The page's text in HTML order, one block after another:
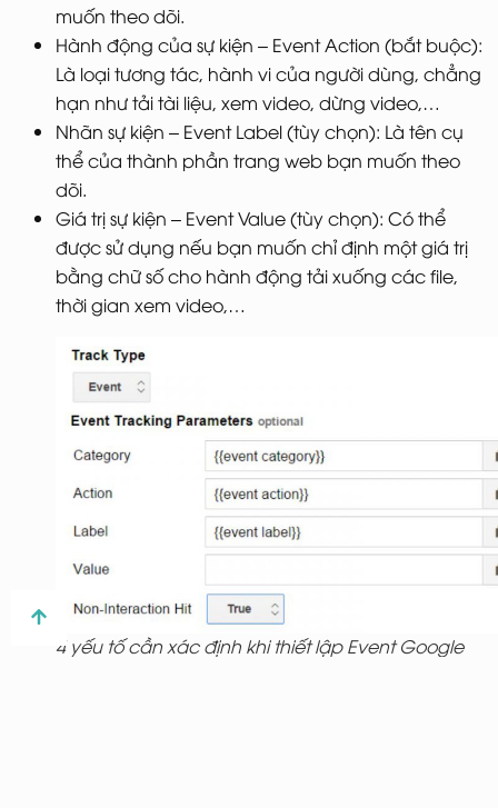
muốn theo dõi.
Hành động của sự kiện – Event Action (bắt buộc):
Là loại tương tác, hành vi của người dùng, chẳng
hạn như tải tài liệu, xem video, dừng video,…
Nhãn sự kiện – Event Label (tùy chọn): Là tên cụ
thể của thành phần trang web bạn muốn theo
dõi.
Giá trị sự kiện – Event Value (tùy chọn): Có thể
được sử dụng nếu bạn muốn chỉ định một giá trị
bằng chữ số cho hành động tải xuống các file,
thời gian xem video,…
4 yếu tố cần xác định khi thiết lập Event Google